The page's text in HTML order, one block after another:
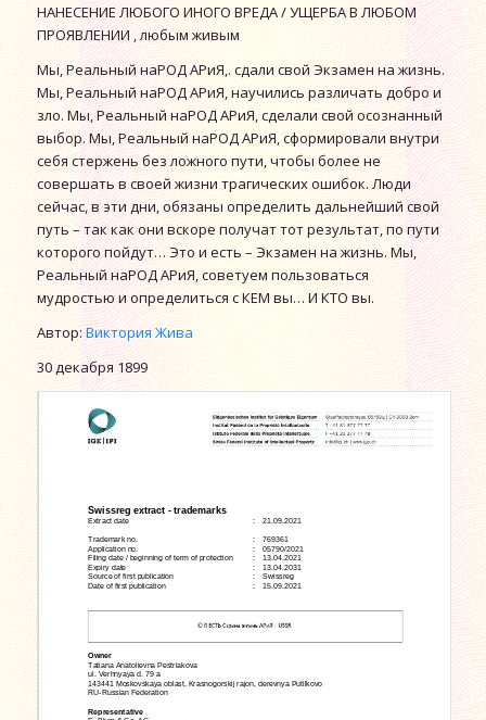
НАНЕСЕНИЕ ЛЮБОГО ИНОГО ВРЕДА / УЩЕРБА В ЛЮБОМ
ПРОЯВЛЕНИИ , любым живым
Мы, Реальный наРОД АРиЯ,. сдали свой Экзамен на жизнь.
Мы, Реальный наРОД АРиЯ, научились различать добро и
зло. Мы, Реальный наРОД АРиЯ, сделали свой осознанный
выбор. Мы, Реальный наРОД АРиЯ, сформировали внутри
себя стержень без ложного пути, чтобы более не
совершать в своей жизни трагических ошибок. Люди
сейчас, в эти дни, обязаны определить дальнейший свой
путь – так как они вскоре получат тот результат, по пути
которого пойдут… Это и есть – Экзамен на жизнь. Мы,
Реальный наРОД АРиЯ, советуем пользоваться
мудростью и определиться с КЕМ вы… И КТО вы.
Автор:Виктория Жива
30 декабря 1899